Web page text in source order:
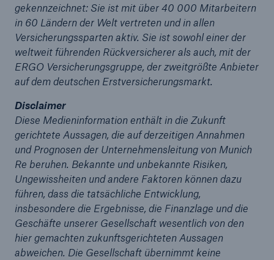
gekennzeichnet: Sie ist mit über 40 000 Mitarbeitern
in 60 Ländern der Welt vertreten und in allen
Versicherungssparten aktiv. Sie ist sowohl einer der
weltweit führenden Rückversicherer als auch, mit der
ERGO Versicherungsgruppe, der zweitgrößte Anbieter
auf dem deutschen Erstversicherungsmarkt.
Disclaimer
Diese Medieninformation enthält in die Zukunft
gerichtete Aussagen, die auf derzeitigen Annahmen
und Prognosen der Unternehmensleitung von Munich
Re beruhen. Bekannte und unbekannte Risiken,
Ungewissheiten und andere Faktoren können dazu
führen, dass die tatsächliche Entwicklung,
insbesondere die Ergebnisse, die Finanzlage und die
Geschäfte unserer Gesellschaft wesentlich von den
hier gemachten zukunftsgerichteten Aussagen
abweichen. Die Gesellschaft übernimmt keine
Cyber
Geschätzte globale wirtschaftliche Kosten der
Internetkriminalität
600 bn
US Dollar im Jahr 2018